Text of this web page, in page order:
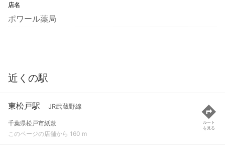
店名
ポワール薬局
近くの駅
東松戸駅 JR武蔵野線
千葉県松戸市紙敷
このページの店舗から 160 m
ルート
を見る